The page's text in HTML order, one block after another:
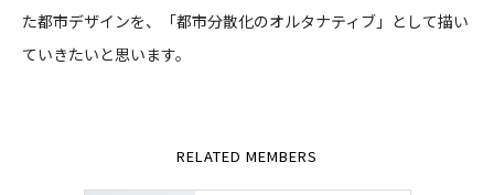
た都市デザインを、「都市分散化のオルタナティブ」として描い
ていきたいと思います。
RELATED MEMBERS